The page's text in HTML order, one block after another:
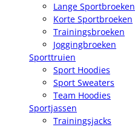
Lange Sportbroeken
Korte Sportbroeken
Trainingsbroeken
Joggingbroeken
Sporttruien
Sport Hoodies
Sport Sweaters
Team Hoodies
Sportjassen
Trainingsjacks